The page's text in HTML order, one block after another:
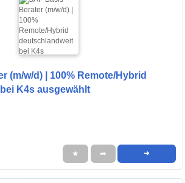
(m/w/d) | 100% Remote/Hybrid
K4s ausgewählt
★ ➦ ➜